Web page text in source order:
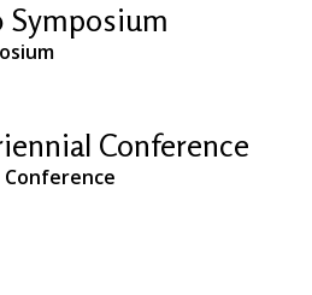
Symposium
Conference
Conference